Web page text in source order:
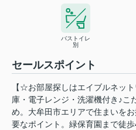
バストイレ
別
セールスポイント
【☆お部屋探しはエイブルネッ
庫・電子レンジ・洗濯機付き♪こ
め。大牟田市エリアで住まいを
要なポイント。緑保育園まで徒